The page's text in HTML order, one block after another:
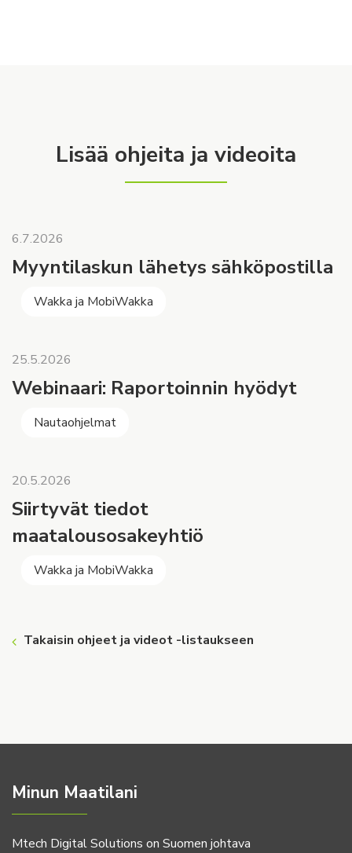
Lisää ohjeita ja videoita
6.7.2026
Myyntilaskun lähetys sähköpostilla
Wakka ja MobiWakka
25.5.2026
Webinaari: Raportoinnin hyödyt
Nautaohjelmat
20.5.2026
Siirtyvät tiedot
maatalousosakeyhtiö
Wakka ja MobiWakka
Takaisin ohjeet ja videot -listaukseen
Minun Maatilani
Mtech Digital Solutions on Suomen johtava